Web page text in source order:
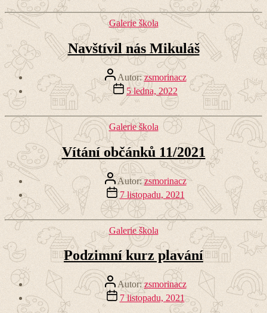
Rubriky
Galerie škola
Navštívil nás Mikuláš
Autor
příspěvku
Autor:zsmorinacz
Datum
příspěvku
5 ledna, 2022
Rubriky
Galerie škola
Vítání občánků 11/2021
Autor
příspěvku
Autor:zsmorinacz
Datum
příspěvku
7 listopadu, 2021
Rubriky
Galerie škola
Podzimní kurz plavání
Autor
příspěvku
Autor:zsmorinacz
Datum
příspěvku
7 listopadu, 2021